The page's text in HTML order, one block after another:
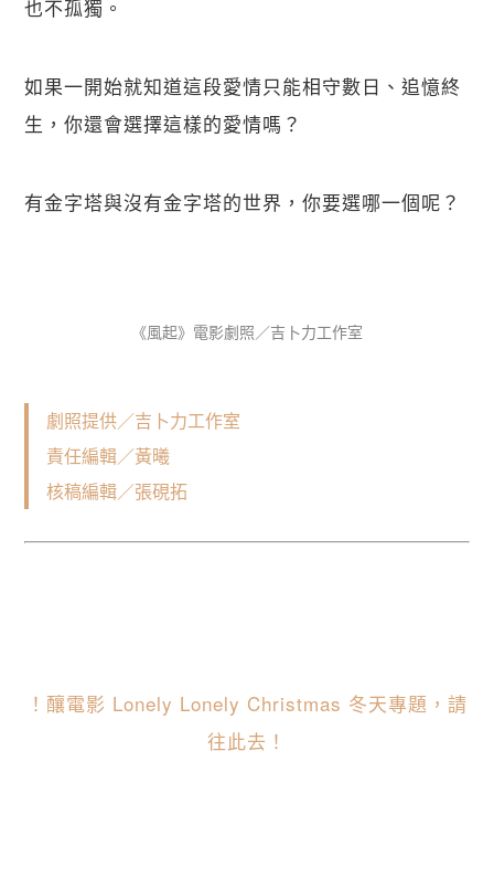
也不孤獨。
如果一開始就知道這段愛情只能相守數日、追憶終
生，你還會選擇這樣的愛情嗎？
有金字塔與沒有金字塔的世界，你要選哪一個呢？
《風起》電影劇照／吉卜力工作室
劇照提供／吉卜力工作室
責任編輯／黃曦
核稿編輯／張硯拓
！釀電影 Lonely Lonely Christmas 冬天專題，請
往此去！